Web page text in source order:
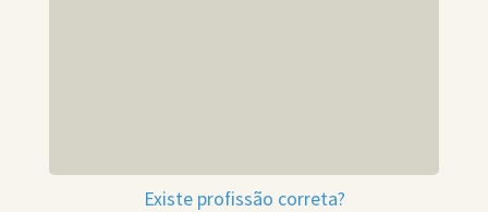
Existe profissão correta?